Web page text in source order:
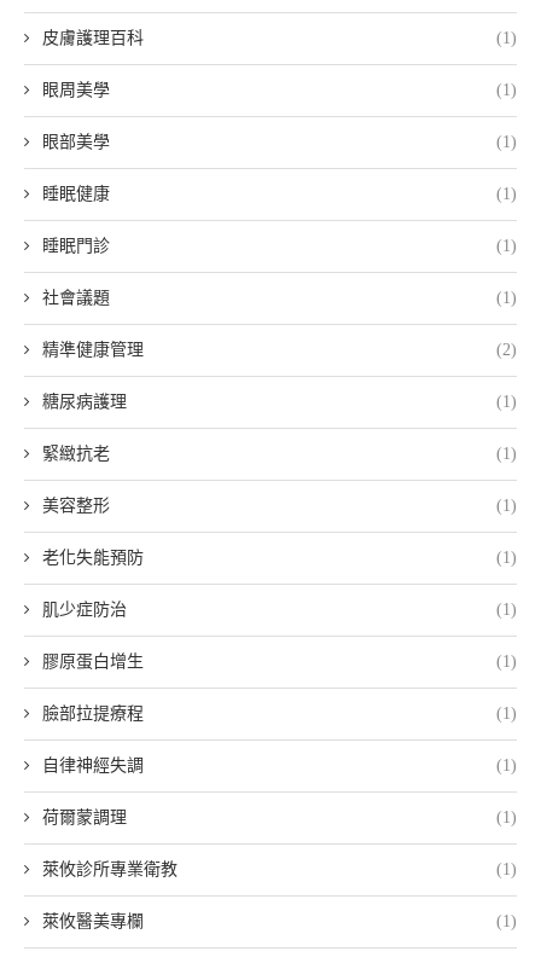
皮膚護理百科 (1)
眼周美學 (1)
眼部美學 (1)
睡眠健康 (1)
睡眠門診 (1)
社會議題 (1)
精準健康管理 (2)
糖尿病護理 (1)
緊緻抗老 (1)
美容整形 (1)
老化失能預防 (1)
肌少症防治 (1)
膠原蛋白增生 (1)
臉部拉提療程 (1)
自律神經失調 (1)
荷爾蒙調理 (1)
萊攸診所專業衛教 (1)
萊攸醫美專欄 (1)